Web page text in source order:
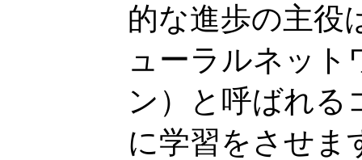
的な進歩の主役
ューラルネット
ン）と呼ばれる
に学習をさせま